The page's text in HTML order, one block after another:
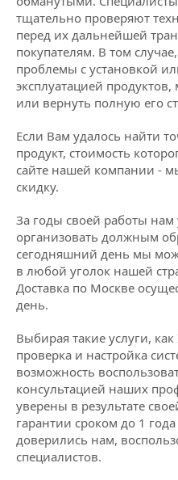
тщательно проверяют
перед их дальнейшей
покупателям. В том
проблемы с установкой
эксплуатацией
или вернуть полную его
Если Вам удалось найти
продукт, стоимость
сайте нашей компании -
скидку.
За годы своей работы нам
организовать должным
сегодняшний день мы
в любой уголок нашей
Доставка по Москве
день.
Выбирая такие услуги, как
проверка и настройка
возможность
консультацией наших
уверены в результате
гарантии сроком до 1
доверились нам,
специалистов.